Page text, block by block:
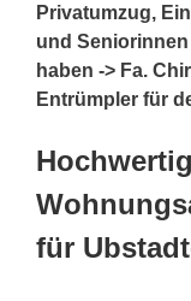
Privatumzug,
und
haben -> Fa.
Entrümpler für
für